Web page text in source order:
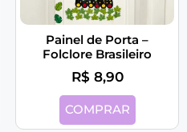
Painel de Porta –
Folclore Brasileiro
R$ 8,90
COMPRAR